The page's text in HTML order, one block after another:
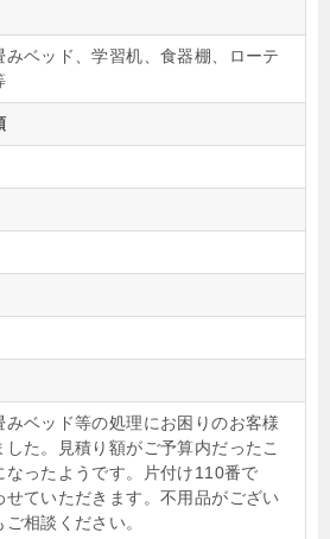
みベッド、学習机、食器棚、ローテ
みベッド等の処理にお困りのお客様
た。見積り額がご予算内だったこ
なったようです。片付け110番で
ていただきます。不用品がござい
相談ください。